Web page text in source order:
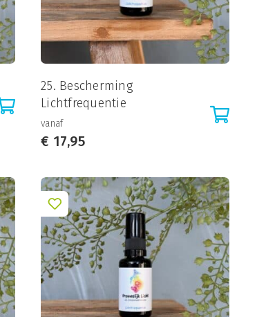
25. Bescherming
Lichtfrequentie
vanaf
€ 17,95